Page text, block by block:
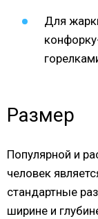
Для
Размер
Популярной и
человек
стандартные
ширине и